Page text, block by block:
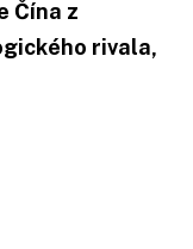
Čína z
rivala,